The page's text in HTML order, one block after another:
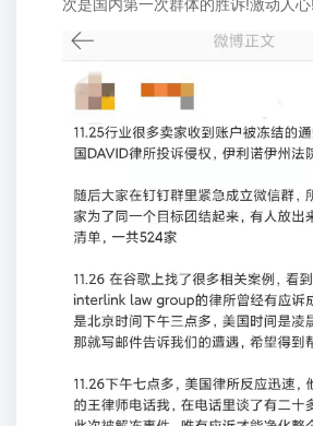
次是国内第一次群体的胜诉!激动人心!